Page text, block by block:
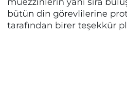
bütün din görevlilerine
tarafından birer teşekkür